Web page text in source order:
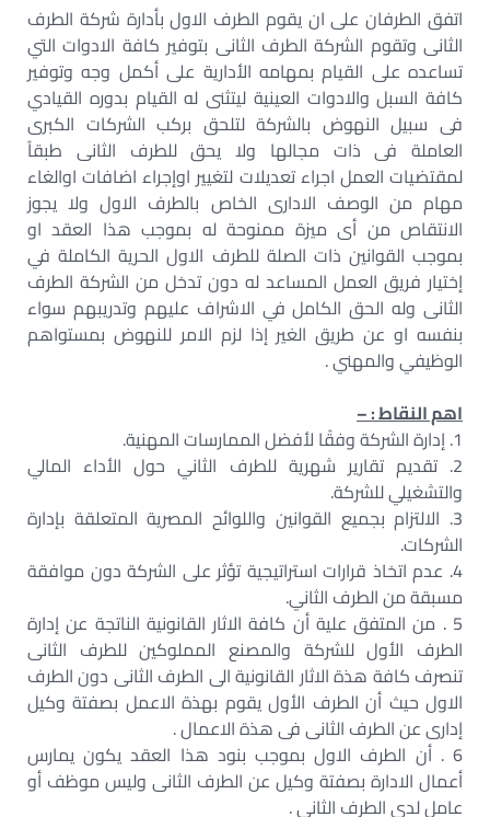
اتفق الطرفان على ان يقوم الطرف الاول بأدارة شركة الطرف
الثانى وتقوم الشركة الطرف الثانى بتوفير كافة الادوات التي
تساعده على القيام بمهامه الأدارية على أكمل وجه وتوفير
كافة السبل والادوات العينية ليتثنى له القيام بدوره القيادي
فى سبيل النهوض بالشركة لتلحق بركب الشركات الكبرى
العاملة فى ذات مجالها ولا يحق للطرف الثانى طبقاً
لمقتضيات العمل اجراء تعديلات لتغيير اوإجراء اضافات اوالغاء
مهام من الوصف الادارى الخاص بالطرف الاول ولا يجوز
الانتقاص من أى ميزة ممنوحة له بموجب هذا العقد او
بموجب القوانين ذات الصلة للطرف الاول الحرية الكاملة في
إختيار فريق العمل المساعد له دون تدخل من الشركة الطرف
الثانى وله الحق الكامل في الاشراف عليهم وتدريبهم سواء
بنفسه او عن طريق الغير إذا لزم الامر للنهوض بمستواهم
الوظيفي والمهني .
اهم النقاط : –
1. إدارة الشركة وفقًا لأفضل الممارسات المهنية.
2. تقديم تقارير شهرية للطرف الثاني حول الأداء المالي
والتشغيلي للشركة.
3. الالتزام بجميع القوانين واللوائح المصرية المتعلقة بإدارة
الشركات.
4. عدم اتخاذ قرارات استراتيجية تؤثر على الشركة دون موافقة
مسبقة من الطرف الثاني.
5 . من المتفق علية أن كافة الاثار القانونية الناتجة عن إدارة
الطرف الأول للشركة والمصنع المملوكين للطرف الثانى
تنصرف كافة هذة الاثار القانونية الى الطرف الثانى دون الطرف
الاول حيث أن الطرف الأول يقوم بهذة الاعمل بصفتة وكيل
إدارى عن الطرف الثانى فى هذة الاعمال .
6 . أن الطرف الاول بموجب بنود هذا العقد يكون يمارس
أعمال الادارة بصفتة وكيل عن الطرف الثانى وليس موظف أو
عامل لدى الطرف الثانى .